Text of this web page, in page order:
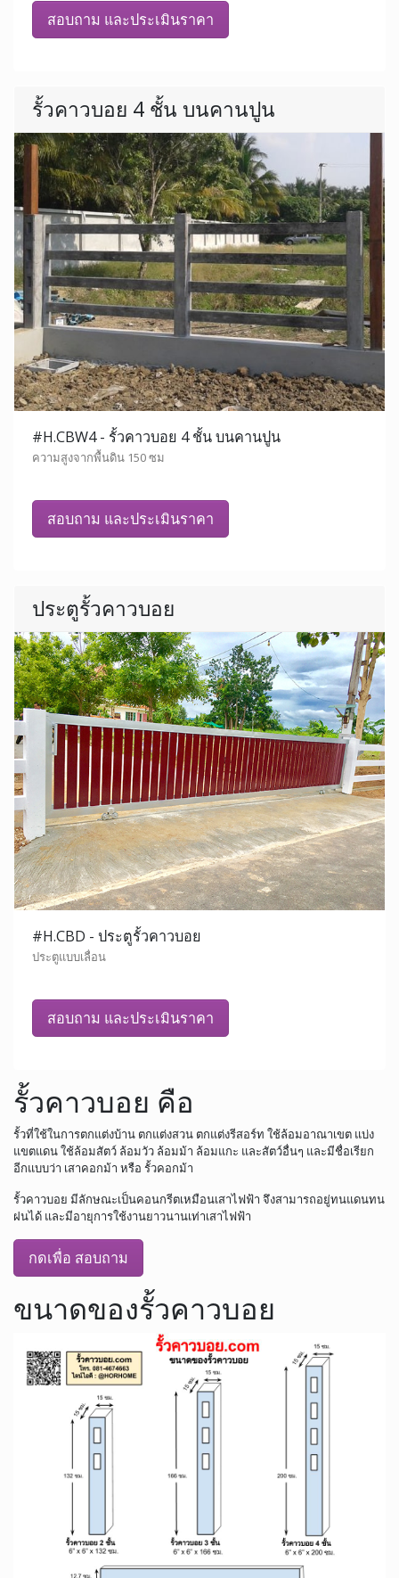
สอบถาม และประเมินราคา
รั้วคาวบอย 4 ชั้น บนคานปูน
#H.CBW4 - รั้วคาวบอย 4 ชั้น บนคานปูน
ความสูงจากพื้นดิน 150 ซม
สอบถาม และประเมินราคา
ประตูรั้วคาวบอย
#H.CBD - ประตูรั้วคาวบอย
ประตูแบบเลื่อน
สอบถาม และประเมินราคา
รั้วคาวบอย คือ
รั้วที่ใช้ในการตกแต่งบ้าน ตกแต่งสวน ตกแต่งรีสอร์ท ใช้ล้อมอาณาเขต แบ่ง
แขตแดน ใช้ล้อมสัตว์ ล้อมวัว ล้อมม้า ล้อมแกะ และสัตว์อื่นๆ และมีชื่อเรียก
อีกแบบว่า เสาคอกม้า หรือ รั้วคอกม้า
รั้วคาวบอย มีลักษณะเป็นคอนกรีตเหมือนเสาไฟฟ้า จึงสามารถอยู่ทนแดนทน
ฝนได้ และมีอายุการใช้งานยาวนานเท่าเสาไฟฟ้า
กดเพื่อ สอบถาม
ขนาดของรั้วคาวบอย